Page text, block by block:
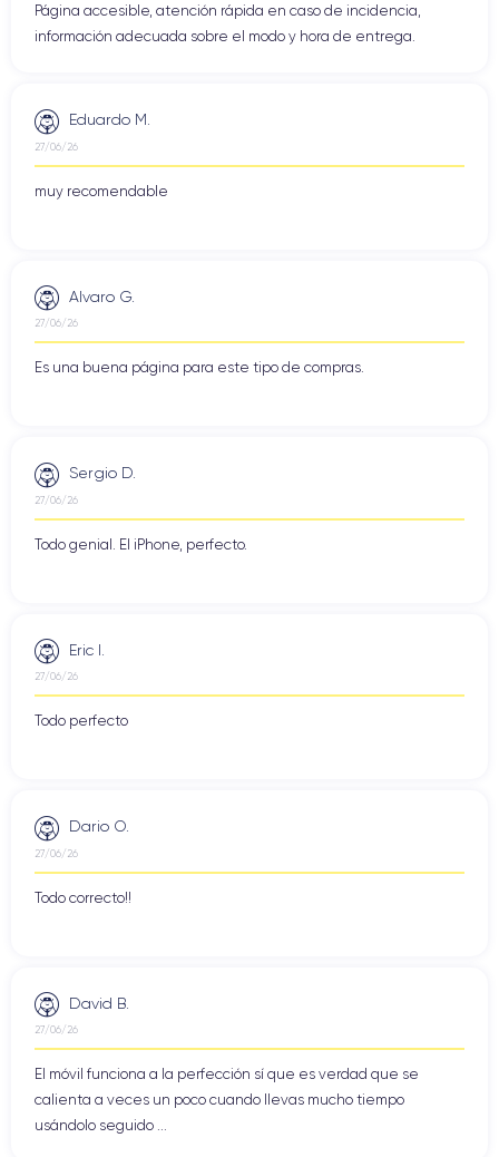
Página accesible, atención rápida en caso de incidencia,
información adecuada sobre el modo y hora de entrega.
Eduardo M.
27/06/26
muy recomendable
Alvaro G.
27/06/26
Es una buena página para este tipo de compras.
Sergio D.
27/06/26
Todo genial. El iPhone, perfecto.
Eric I.
27/06/26
Todo perfecto
Dario O.
27/06/26
Todo correcto!!
David B.
27/06/26
El móvil funciona a la perfección sí que es verdad que se
calienta a veces un poco cuando llevas mucho tiempo
usándolo seguido ...